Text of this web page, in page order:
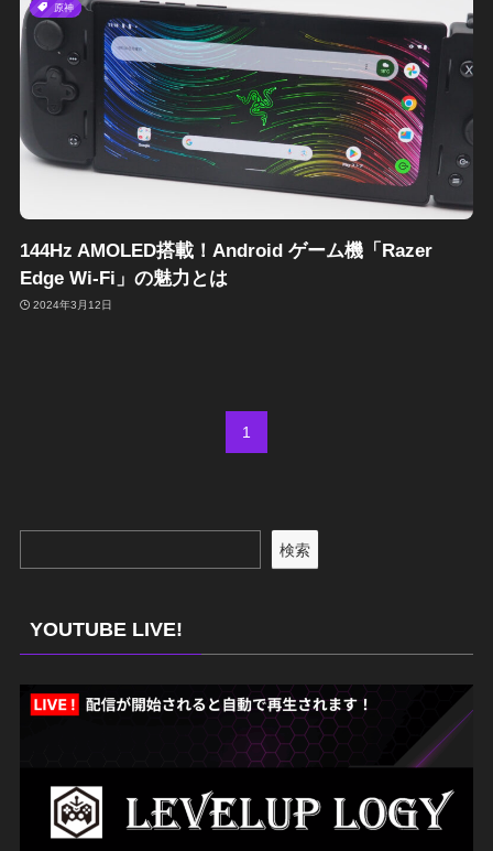
原神
144Hz AMOLED搭載！Android ゲーム機「Razer
Edge Wi-Fi」の魅力とは
2024年3月12日
1
検索
YOUTUBE LIVE!